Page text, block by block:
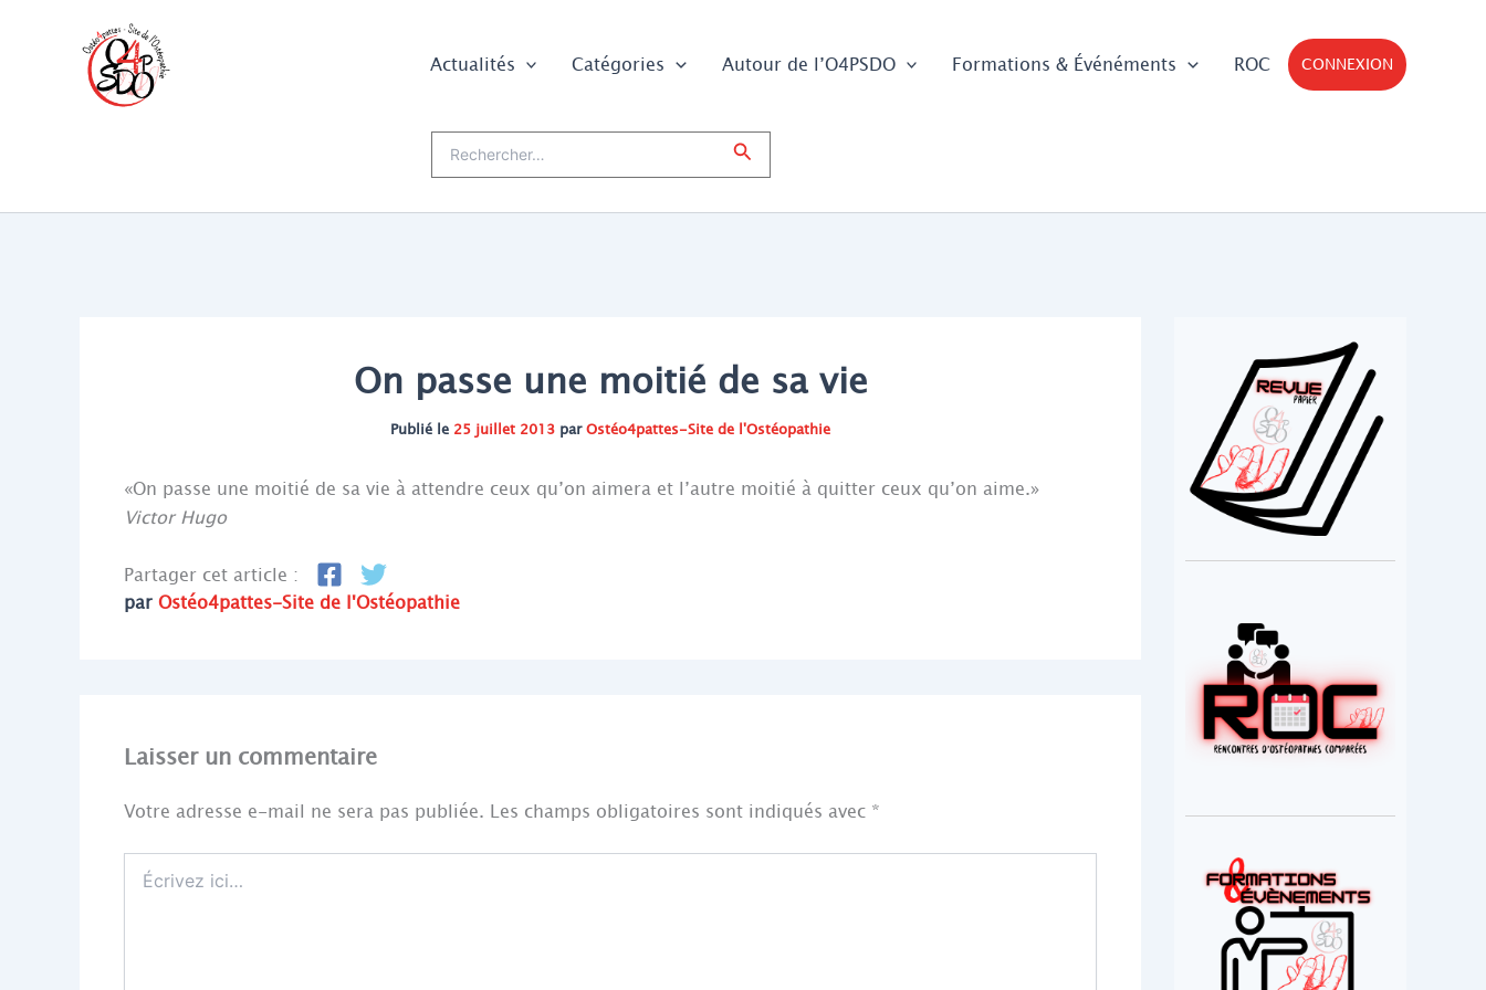
Actualités Catégories Autour de l’O4PSDO Formations & Événéments ROC CONNEXION
Rechercher
On passe une moitié de sa vie
Publié le 25 juillet 2013 parOstéo4pattes-Site de l'Ostéopathie
«On passe une moitié de sa vie à attendre ceux qu’on aimera et l’autre moitié à quitter ceux qu’on aime.»
Victor Hugo
Partager cet article :
par Ostéo4pattes-Site de l'Ostéopathie
Laisser un commentaire
Votre adresse e-mail ne sera pas publiée. Les champs obligatoires sont indiqués avec *
Écrivez
ici…